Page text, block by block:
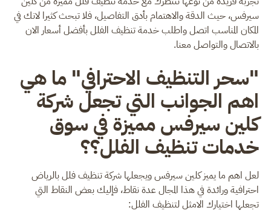
سيرفس، حيث الدقة والاهتمام بأدق التفاصيل، فلا تبحث كثيرا لانك في
المكان المناسب اتصل واطلب خدمة تنظيف الفلل بأفضل أسعار الان
بالاتصال والتواصل معنا.
"سحر التنظيف الاحترافي" ما هي
اهم الجوانب التي تجعل شركة
كلين سيرفس مميزة في سوق
خدمات تنظيف الفلل؟؟
لعل اهم ما يميز كلين سيرفس ويجعلها شركة تنظيف فلل بالرياض
احترافية ورائدة في هذا المجال عدة نقاط، فإليك بعض النقاط التي
تجعلها اختيارك الامثل لتنظيف الفلل: